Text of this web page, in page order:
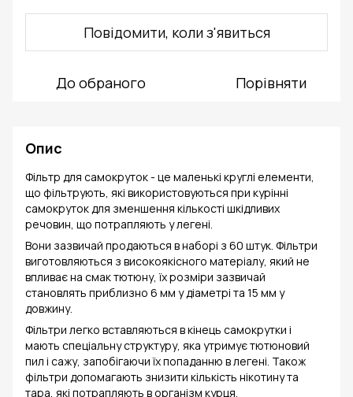
Повідомити, коли з'явиться
До обраного Порівняти
Опис
Фільтр для самокруток - це маленькі круглі елементи,
що фільтрують, які використовуються при курінні
самокруток для зменшення кількості шкідливих
речовин, що потрапляють у легені.
Вони зазвичай продаються в наборі з 60 штук. Фільтри
виготовляються з високоякісного матеріалу, який не
впливає на смак тютюну, їх розміри зазвичай
становлять приблизно 6 мм у діаметрі та 15 мм у
довжину.
Фільтри легко вставляються в кінець самокрутки і
мають спеціальну структуру, яка утримує тютюновий
пил і сажу, запобігаючи їх попаданню в легені. Також
фільтри допомагають знизити кількість нікотину та
тара, які потрапляють в організм курця.